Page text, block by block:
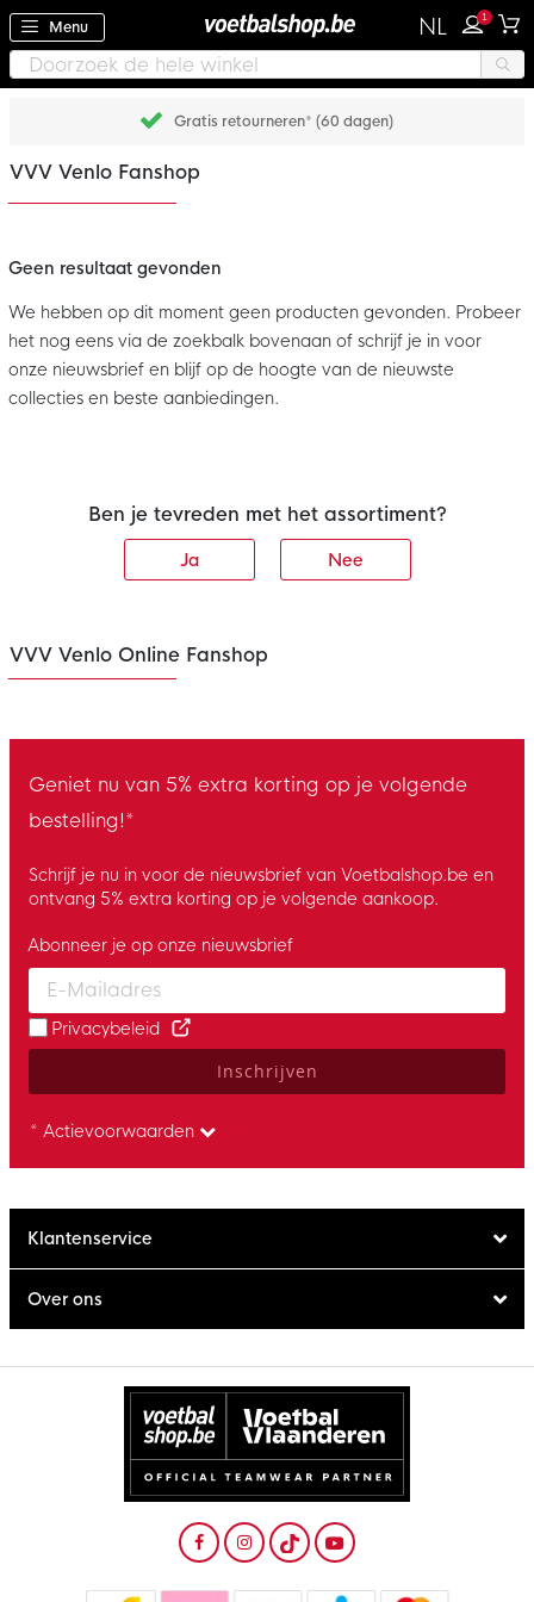
Menu NL 1
Gratis retourneren* (60 dagen)
VVV Venlo Fanshop
Geen resultaat gevonden
We hebben op dit moment geen producten gevonden. Probeer
het nog eens via de zoekbalk bovenaan of schrijf je in voor
onze nieuwsbrief en blijf op de hoogte van de nieuwste
collecties en beste aanbiedingen.
Ben je tevreden met het assortiment?
Ja Nee
VVV Venlo Online Fanshop
Geniet nu van 5% extra korting op je volgende
bestelling!*
Schrijf je nu in voor de nieuwsbrief van Voetbalshop.be en
ontvang 5% extra korting op je volgende aankoop.
Enter your email and accept the privacy policy to subscribe to
Abonneer je op onze nieuwsbrief
Privacybeleid
Inschrijven
* Actievoorwaarden
Klantenservice
Over ons